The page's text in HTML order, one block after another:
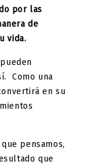
por las
de
vida.
Como una
en su
pensamos,
que